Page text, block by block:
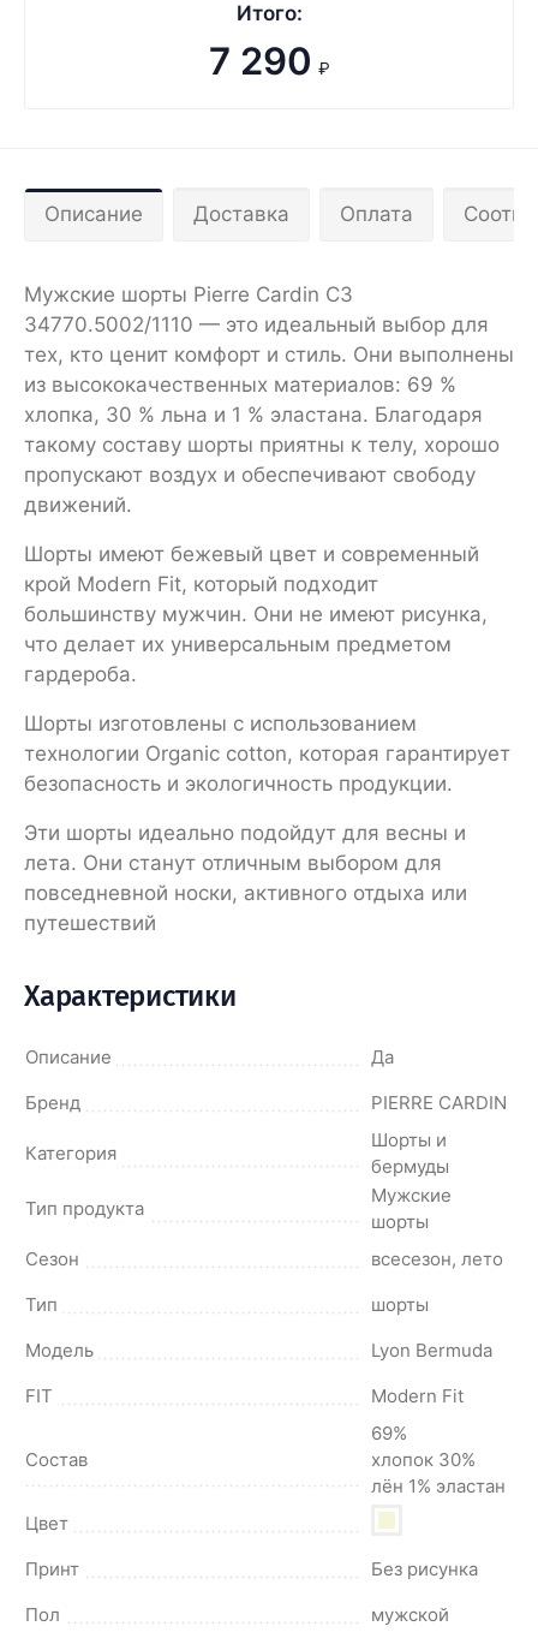
Итого:
7 290 ₽
Описание Доставка Оплата
Мужские шорты Pierre Cardin C3
34770.5002/1110 — это идеальный выбор для
тех, кто ценит комфорт и стиль. Они выполнены
из высококачественных материалов: 69 %
хлопка, 30 % льна и 1 % эластана. Благодаря
такому составу шорты приятны к телу, хорошо
пропускают воздух и обеспечивают свободу
движений.
Шорты имеют бежевый цвет и современный
крой Modern Fit, который подходит
большинству мужчин. Они не имеют рисунка,
что делает их универсальным предметом
гардероба.
Шорты изготовлены с использованием
технологии Organic cotton, которая гарантирует
безопасность и экологичность продукции.
Эти шорты идеально подойдут для весны и
лета. Они станут отличным выбором для
повседневной носки, активного отдыха или
путешествий
Характеристики
Описание
Да
Бренд
PIERRE CARDIN
Категория
Шорты и
бермуды
Тип продукта
Мужские
шорты
Сезон
всесезон, лето
Тип
шорты
Модель
Lyon Bermuda
FIT
Modern Fit
Состав
69%
хлопок 30%
лён 1% эластан
Цвет
Принт
Без рисунка
Пол
мужской